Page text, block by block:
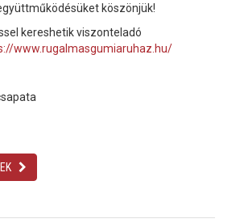
köszönjük!
kereshetik viszonteladó
www.rugalmasgumiaruhaz.hu/